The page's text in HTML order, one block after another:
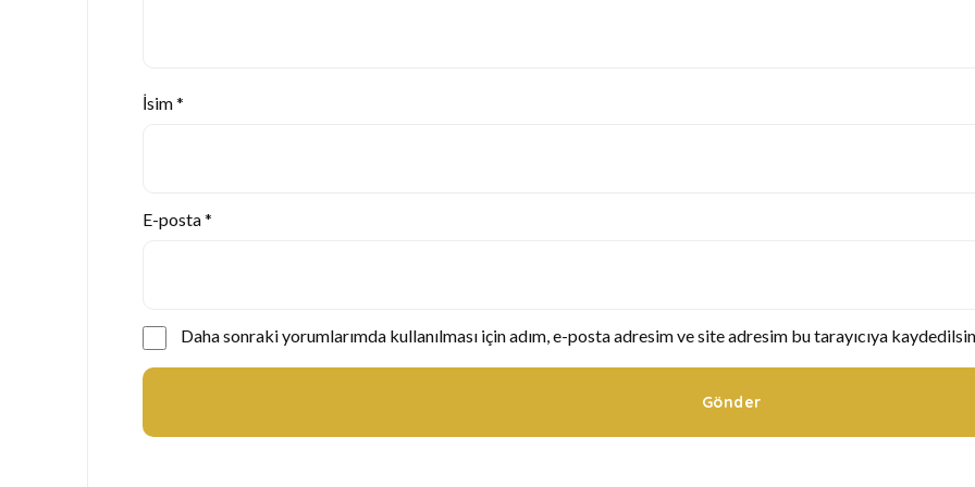
İsim*
E-posta*
Daha sonraki yorumlarımda kullanılması için adım, e-posta adresim ve site adresim bu tarayıcıya